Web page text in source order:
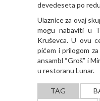
devedeseta po
Ulaznice za ovaj
mogu nabaviti u
Kruševca. U ovu
pićem i prilogom
ansambl “Groš” i
u restoranu Lunar.
TAG